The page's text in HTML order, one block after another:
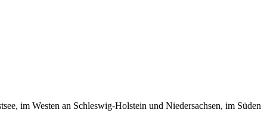
im Westen an Schleswig-Holstein und Niedersachsen, im Süden